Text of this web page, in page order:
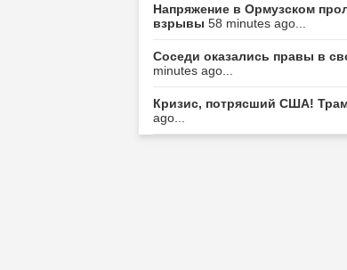
Напряжение в Ормузском
взрывы 58 minutes ago...
Соседи оказались правы в
minutes ago...
Кризис, потрясший США!
ago...